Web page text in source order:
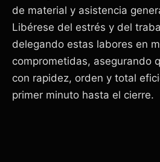
de material y asistencia
Libérese del estrés y del
delegando estas labores en
comprometidas, asegurando
con rapidez, orden y total
primer minuto hasta el cierre.